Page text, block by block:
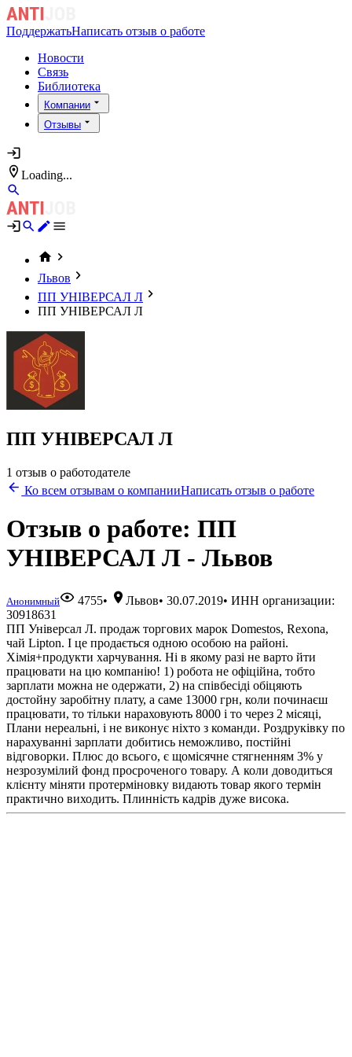
ПоддержатьНаписать отзыв о работе
Новости
Связь
Библиотека
Компании
Отзывы
Loading...
Львов
ПП УНІВЕРСАЛ Л
ПП УНІВЕРСАЛ Л
ПП УНІВЕРСАЛ Л
1 отзыв о работодателе
Ко всем отзывам о компанииНаписать отзыв о работе
Отзыв о работе: ПП
УНІВЕРСАЛ Л - Львов
Анонимный 4755• Львов•30.07.2019• ИНН организации:
30918631
ПП Універсал Л. продаж торгових марок Domestos, Rexona,
чай Lipton. І це продається одною особою на районі.
Хімія+продукти харчування. Ні в якому разі не варто йти
працювати на цю компанію! 1) робота не офіційна, тобто
зарплати можна не одержати, 2) на співбесіді обіцяють
достойну заробітну плату, а саме 13000 грн, коли починаєш
працювати, то тільки нараховують 8000 і то через 2 місяці,
Плани нереальні, і не виконує ніхто з команди. Роздруківку по
нарахуванні зарплати добитись неможливо, постійні
відговорки. Плюс до всього, є щомісячне стягненням 3% у
незрозумілий фонд просроченого товару. А коли доводиться
клієнту міняти протерміновку видають товар якого термін
практично виходить. Плинність кадрів дуже висока.